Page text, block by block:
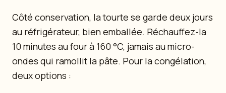
Côté conservation, la tourte se garde deux jours
au réfrigérateur, bien emballée. Réchauffez-la
10 minutes au four à 160 °C, jamais au micro-
ondes qui ramollit la pâte. Pour la congélation,
deux options :